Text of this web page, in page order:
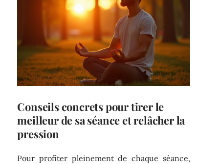
Conseils concrets pour tirer le
meilleur de sa séance et relâcher la
pression
Pour profiter pleinement de chaque séance,